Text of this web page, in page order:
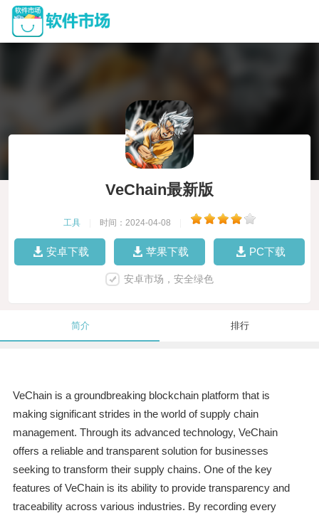
VeChain最新版
工具 时间：2024-04-08
安卓下载 苹果下载 PC下载
安卓市场，安全绿色
简介 排行
VeChain is a groundbreaking blockchain platform that is
making significant strides in the world of supply chain
management. Through its advanced technology, VeChain
offers a reliable and transparent solution for businesses
seeking to transform their supply chains. One of the key
features of VeChain is its ability to provide transparency and
traceability across various industries. By recording every